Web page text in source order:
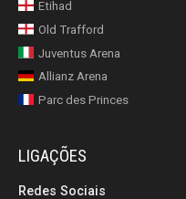
Etihad
Old Trafford
Juventus Arena
Allianz Arena
Parc des Princes
LIGAÇÕES
Redes Sociais